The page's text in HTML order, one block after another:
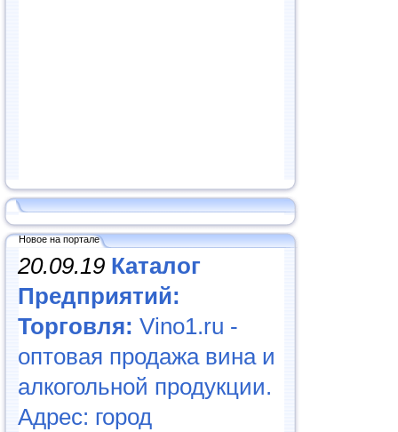
Новое на портале
20.09.19 Каталог
Предприятий:
Торговля: Vino1.ru -
оптовая продажа вина и
алкогольной продукции.
Адрес: город